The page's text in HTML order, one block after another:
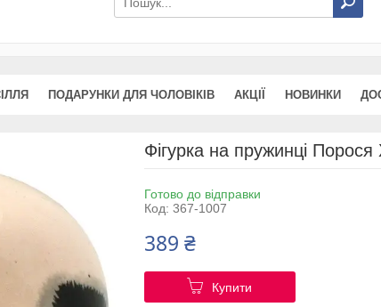
ПОДАРУНКИ ДЛЯ ЧОЛОВІКІВ АКЦІЇ НОВИНКИ
Фігурка на пружинці
Готово до відправки
Код: 367-1007
389 ₴
Купити